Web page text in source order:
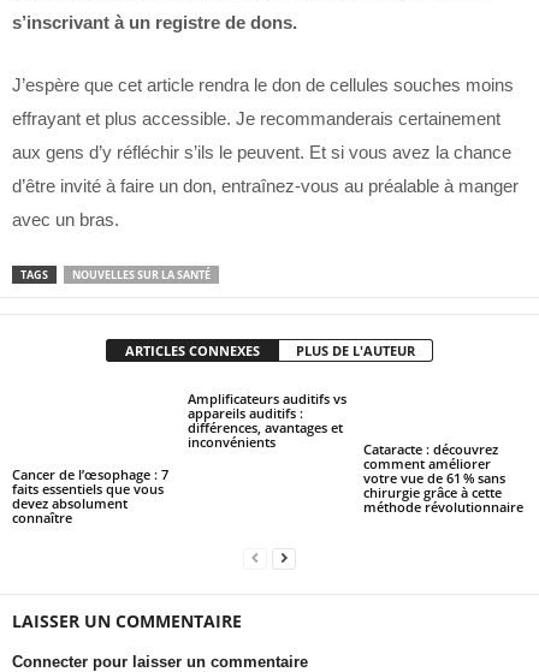
s’inscrivant à un registre de dons.
J’espère que cet article rendra le don de cellules souches moins
effrayant et plus accessible. Je recommanderais certainement
aux gens d’y réfléchir s’ils le peuvent. Et si vous avez la chance
d’être invité à faire un don, entraînez-vous au préalable à manger
avec un bras.
TAGS NOUVELLES SUR LA SANTÉ
ARTICLES CONNEXES PLUS DE L'AUTEUR
Cancer de l’œsophage : 7
faits essentiels que vous
devez absolument
connaître
Amplificateurs auditifs vs
appareils auditifs :
différences, avantages et
inconvénients
Cataracte : découvrez
comment améliorer
votre vue de 61 % sans
chirurgie grâce à cette
méthode révolutionnaire
LAISSER UN COMMENTAIRE
Connecter pour laisser un commentaire